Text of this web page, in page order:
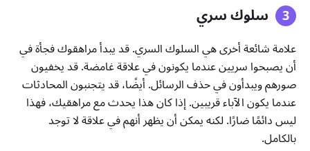
سلوك سري
علامة شائعة أخرى هي السلوك السري. قد يبدأ مراهقوك فجأة في
أن يصبحوا سريين عندما يكونون في علاقة غامضة. قد يخفيون
صورهم ويبدأون في حذف الرسائل. أيضًا، قد يتجنبون المحادثات
عندما يكون الآباء قريبين. إذا كان هذا يحدث مع مراهقيك، فهذا
ليس دائمًا ضارًا. لكنه يمكن أن يظهر أنهم في علاقة لا توجد
بالكامل.